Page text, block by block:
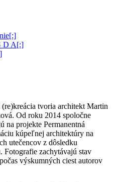
D A[:]
tvoria architekt Martin
Od roku 2014 spoločne
na projekte Permanentná
kúpeľnej architektúry na
utečencov z dôsledku
zachytávajú stav
výskumných ciest autorov